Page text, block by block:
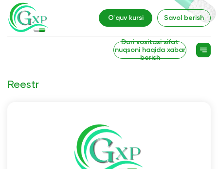
O`quv kursi Savol berish
Dori vositasi sifat
nuqsoni haqida xabar
berish
Reestr